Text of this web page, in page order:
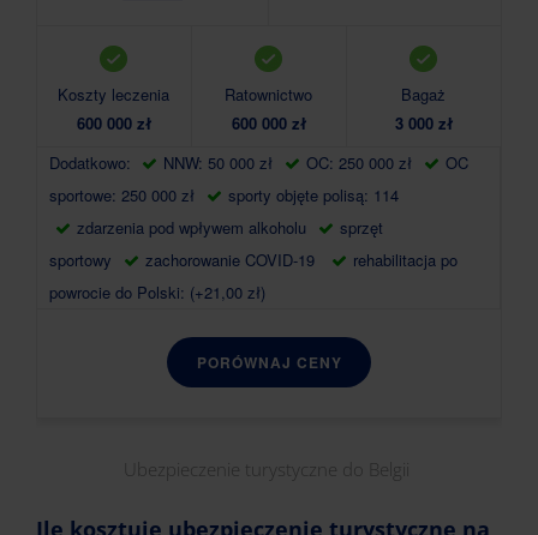
Koszty leczenia
600 000 zł
Ratownictwo
600 000 zł
Bagaż
3 000 zł
Dodatkowo:
NNW: 50 000 zł OC: 250 000 zł
OC
sportowe: 250 000 zł
sporty objęte polisą: 114
zdarzenia pod wpływem alkoholu
sprzęt
sportowy
zachorowanie COVID-19
rehabilitacja po
powrocie do Polski: (+21,00 zł)
PORÓWNAJ CENY
Ubezpieczenie turystyczne do Belgii
Ile kosztuje ubezpieczenie turystyczne na